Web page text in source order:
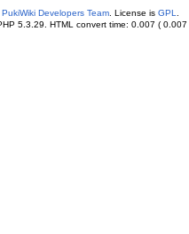
PukiWiki Developers Team. License is GPL
5.3.29. HTML convert time: 0.007 ( 0.007